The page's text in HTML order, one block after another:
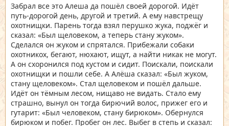
Забрал все это Алеша да пошёл своей дорогой. Идёт
путь-дорогой день, другой и третий. А ему навстрещу
охотнищки. Парень тогда взял перушко жука, поджёг и
сказал: «Был щеловеком, а теперь стану жуком».
Сделался он жуком и спрятался. Прибежали собаки
охотникох, бегают, нюхают, ищут, а найти никак не могут.
А он схоронился под кустом и сидит. Поискали, поискали
охотнищки и пошли себе. А Алёша сказал: «Был жуком,
стану щеловеком». Стал щеловеком и пошёл дальше.
Идёт он тёмным лесом, нищаво не видать. Стало ему
страшно, вынул он тогда бирючий волос, прижег его и
гутарит: «Был человеком, стану бирюком». Обернулся
бирюком и побег. Пробег он лес. Выбег в степь и сказал: